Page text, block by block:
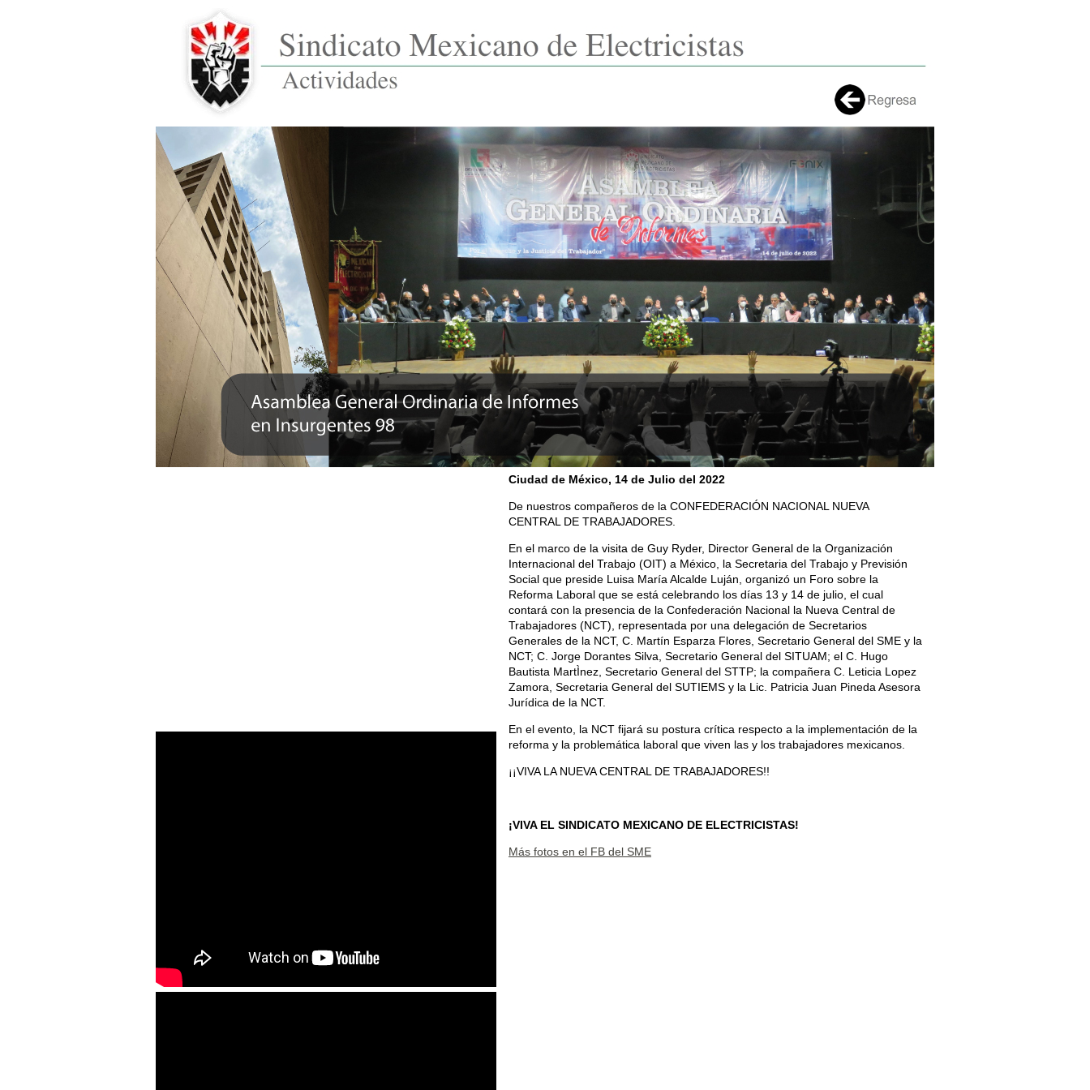
Ciudad de México, 14 de Julio del 2022
De nuestros compañeros de la CONFEDERACIÓN NACIONAL NUEVA
CENTRAL DE TRABAJADORES.
En el marco de la visita de Guy Ryder, Director General de la Organización
Internacional del Trabajo (OIT) a México, la Secretaria del Trabajo y Previsión
Social que preside Luisa María Alcalde Luján, organizó un Foro sobre la
Reforma Laboral que se está celebrando los días 13 y 14 de julio, el cual
contará con la presencia de la Confederación Nacional la Nueva Central de
Trabajadores (NCT), representada por una delegación de Secretarios
Generales de la NCT, C. Martín Esparza Flores, Secretario General del SME y la
NCT; C. Jorge Dorantes Silva, Secretario General del SITUAM; el C. Hugo
Bautista MartÌnez, Secretario General del STTP; la compañera C. Leticia Lopez
Zamora, Secretaria General del SUTIEMS y la Lic. Patricia Juan Pineda Asesora
Jurídica de la NCT.
En el evento, la NCT fijará su postura crítica respecto a la implementación de la
reforma y la problemática laboral que viven las y los trabajadores mexicanos.
¡¡VIVA LA NUEVA CENTRAL DE TRABAJADORES!!
¡VIVA EL SINDICATO MEXICANO DE ELECTRICISTAS!
Más fotos en el FB del SME